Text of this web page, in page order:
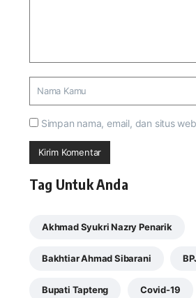
Simpan nama, email, dan situs
Tag Untuk Anda
Akhmad Syukri Nazry Penarik
Bakhtiar Ahmad Sibarani
Bupati Tapteng Covid-19